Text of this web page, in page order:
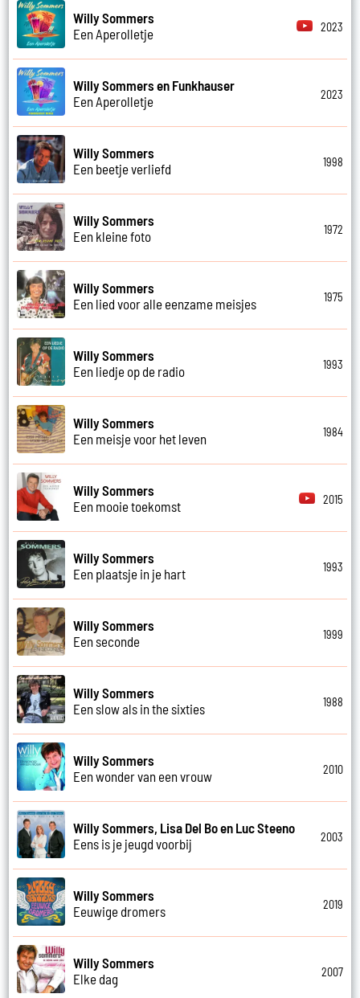
Willy Sommers
Een Aperolletje
2023
Willy Sommers en Funkhauser
Een Aperolletje
2023
Willy Sommers
Een beetje verliefd
1998
Willy Sommers
Een kleine foto
1972
Willy Sommers
Een lied voor alle eenzame meisjes
1975
Willy Sommers
Een liedje op de radio
1993
Willy Sommers
Een meisje voor het leven
1984
Willy Sommers
Een mooie toekomst
2015
Willy Sommers
Een plaatsje in je hart
1993
Willy Sommers
Een seconde
1999
Willy Sommers
Een slow als in the sixties
1988
Willy Sommers
Een wonder van een vrouw
2010
Willy Sommers, Lisa Del Bo en Luc Steeno
Eens is je jeugd voorbij
2003
Willy Sommers
Eeuwige dromers
2019
Willy Sommers
Elke dag
2007